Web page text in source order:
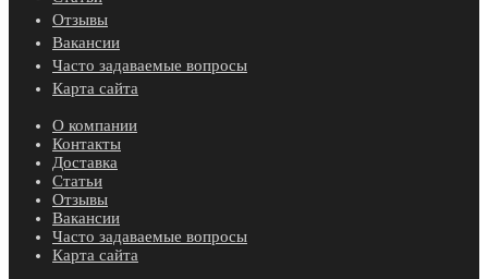
Отзывы
Вакансии
Часто задаваемые вопросы
Карта сайта
О компании
Контакты
Доставка
Статьи
Отзывы
Вакансии
Часто задаваемые вопросы
Карта сайта